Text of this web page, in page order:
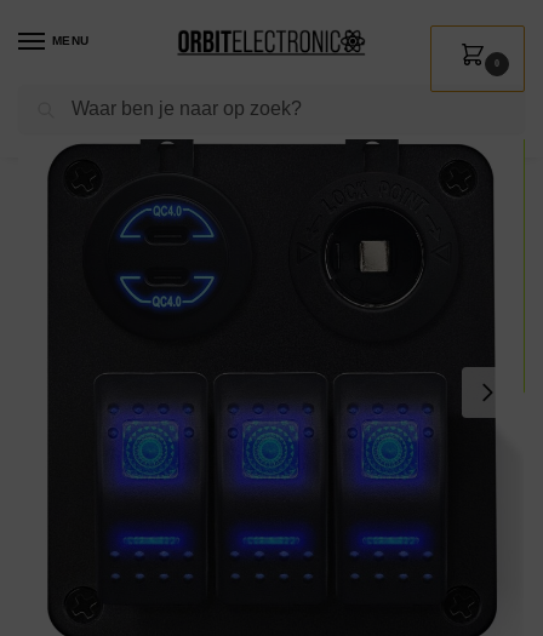
MENU
Zoeken
0
Shop / Auto & Motor / Interieur accessoires